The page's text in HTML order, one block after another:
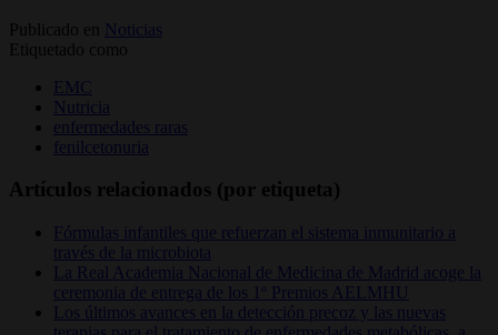
Publicado en
Noticias
Etiquetado como
EMC
Nutricia
enfermedades raras
fenilcetonuria
Artículos relacionados (por etiqueta)
Fórmulas infantiles que refuerzan el sistema inmunitario a
través de la microbiota
La Real Academia Nacional de Medicina de Madrid acoge la
ceremonia de entrega de los 1º Premios AELMHU
Los últimos avances en la detección precoz y las nuevas